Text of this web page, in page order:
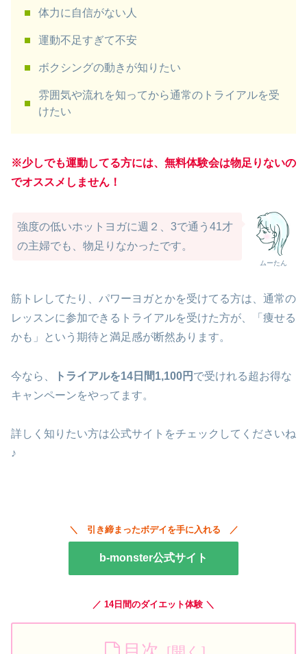
体力に自信がない人
運動不足すぎて不安
ボクシングの動きが知りたい
雰囲気や流れを知ってから通常のトライアルを受
けたい
※少しでも運動してる方には、無料体験会は物足りないの
でオススメしません！
ムーたん
強度の低いホットヨガに週２、3で通う41才
の主婦でも、物足りなかったです。
筋トレしてたり、パワーヨガとかを受けてる方は、通常の
レッスンに参加できるトライアルを受けた方が、「痩せる
かも」という期待と満足感が断然あります。
今なら、 トライアルを14日間1,100円 で受けれる超お得な
キャンペーンをやってます。
詳しく知りたい方は公式サイトをチェックしてくださいね
♪
＼ 引き締まったボデイを手に入れる ／
b-monster公式サイト
／ 14日間のダイエット体験 ＼